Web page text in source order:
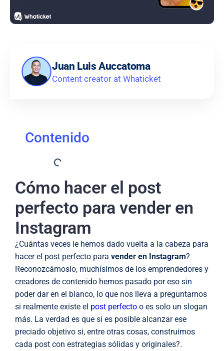
Juan Luis Auccatoma
Content creator at Whaticket
Contenido
Cómo hacer el post
perfecto para vender en
Instagram
¿Cuántas veces le hemos dado vuelta a la cabeza para
hacer el post perfecto para vender en Instagram?
Reconozcámoslo, muchísimos de los emprendedores y
creadores de contenido hemos pasado por eso sin
poder dar en el blanco, lo que nos lleva a preguntarnos
si realmente existe el post perfecto o es solo un slogan
más. La verdad es que sí es posible alcanzar ese
preciado objetivo si, entre otras cosas, construimos
cada post con estrategias sólidas y originales?.